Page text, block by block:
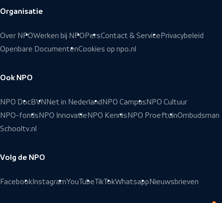
Organisatie
Over NPOWerken bij NPO PersContact & Service Privacybeleid
Openbare DocumentenCookies op npo.nl
Ook NPO
NPO DocBVN Net in Nederland NPO Campus NPO Cultuur
NPO-fonds NPO Innovatie NPO Kennis NPO ProeftuinOmbudsman
Schooltv.nl
Volg de NPO
Facebook InstagramYouTubeTikTokWhatsapp Nieuwsbrieven